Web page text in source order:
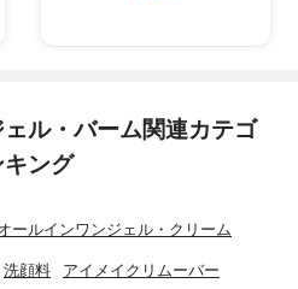
ル・バーム関連カテゴ
ング
ールインワンジェル・クリーム
洗顔料 アイメイクリムーバー